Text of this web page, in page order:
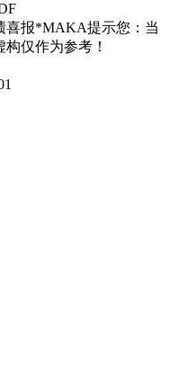
喜报*MAKA提示您：当
仅作为参考！